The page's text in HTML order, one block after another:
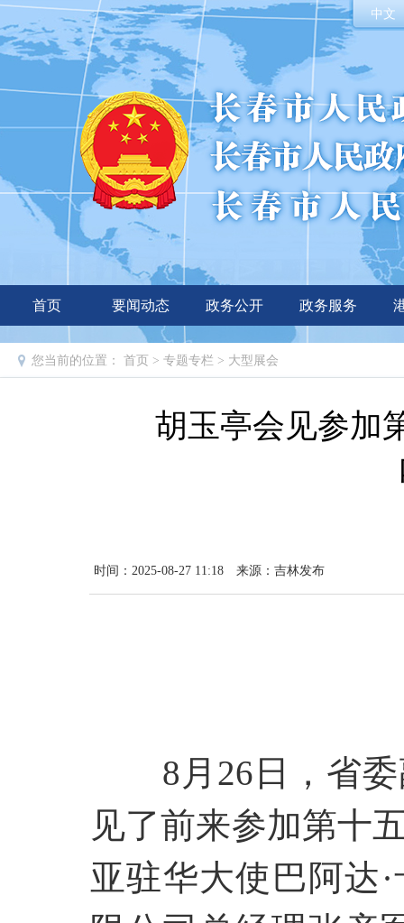
中文
首页 要闻动态 政务公开 政务服务
您当前的位置： 首页 > 专题专栏 > 大型展会
胡玉亭会见参加
时间：2025-08-27 11:18 来源：吉林发布
8月26日，省
见了前来参加第十
亚驻华大使巴阿达